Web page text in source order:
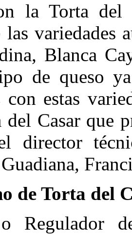
la Torta del
las variedades
Blanca
de queso
con estas
del Casar que
director
de Torta del
Regulador